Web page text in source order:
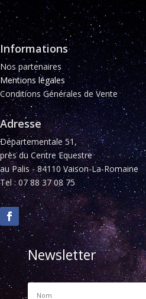
Informations
Nos partenaires
Mentions légales
Conditions Générales de Vente
Adresse
Départementale 51,
près du Centre Equestre
au Palis - 84110 Vaison-La-Romaine
Tel : 07 88 37 08 75
Newsletter